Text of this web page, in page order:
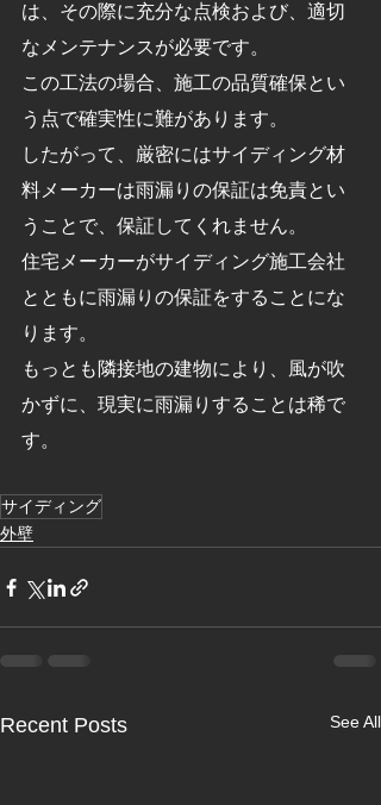
は、その際に充分な点検および、適切
なメンテナンスが必要です。
この工法の場合、施工の品質確保とい
う点で確実性に難があります。
したがって、厳密にはサイディング材
料メーカーは雨漏りの保証は免責とい
うことで、保証してくれません。
住宅メーカーがサイディング施工会社
とともに雨漏りの保証をすることにな
ります。
もっとも隣接地の建物により、風が吹
かずに、現実に雨漏りすることは稀で
す。
サイディング
外壁
Recent Posts See All